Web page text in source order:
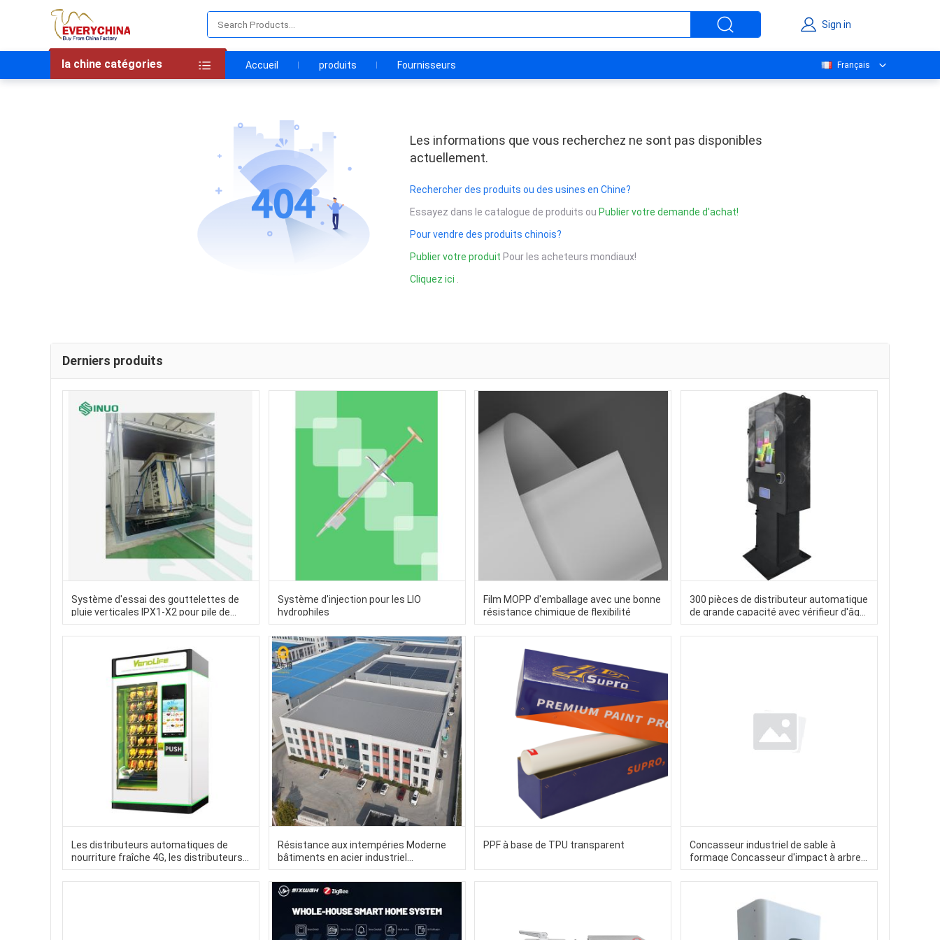
Sign in
la chine catégories Accueil produits Fournisseurs Français
Les informations que vous recherchez ne sont pas disponibles
actuellement.
Rechercher des produits ou des usines en Chine?
Essayez dans le catalogue de produits ou Publier votre demande d'achat!
Pour vendre des produits chinois?
Publier votre produit Pour les acheteurs mondiaux!
Cliquez ici
Derniers produits
Système d'essai des gouttelettes de
pluie verticales IPX1-X2 pour pile de
charge de véhicule électrique
Système d'injection pour les LIO
hydrophiles
Film MOPP d'emballage avec une bonne
résistance chimique de flexibilité
300 pièces de distributeur automatique
de grande capacité avec vérifieur d'âge
Nayax
Les distributeurs automatiques de
nourriture fraîche 4G, les distributeurs
automatiques de jus d' orange frais
60HZ DEX
Résistance aux intempéries Moderne
bâtiments en acier industriel
Construction en acier
PPF à base de TPU transparent
Concasseur industriel de sable à
formage Concasseur d'impact à arbre
vertical avec double mode de travail